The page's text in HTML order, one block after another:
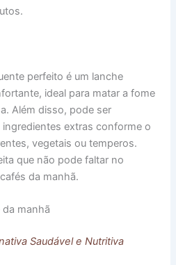
perfeito é um lanche
ideal para matar a fome
Além disso, pode ser
extras conforme o
vegetais ou temperos.
que não pode faltar no
da manhã.
da manhã
Saudável e Nutritiva